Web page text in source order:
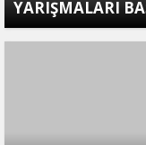
YARIŞMALARI